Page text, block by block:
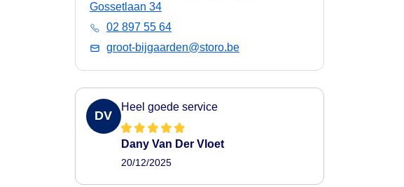
Gossetlaan 34
02 897 55 64
groot-bijgaarden@storo.be
DV
Heel goede service
Dany Van Der Vloet
20/12/2025